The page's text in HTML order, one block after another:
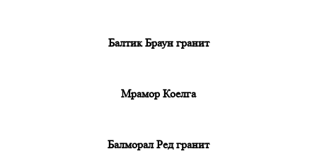
Балтик Браун гранит
Мрамор Коелга
Балморал Ред гранит